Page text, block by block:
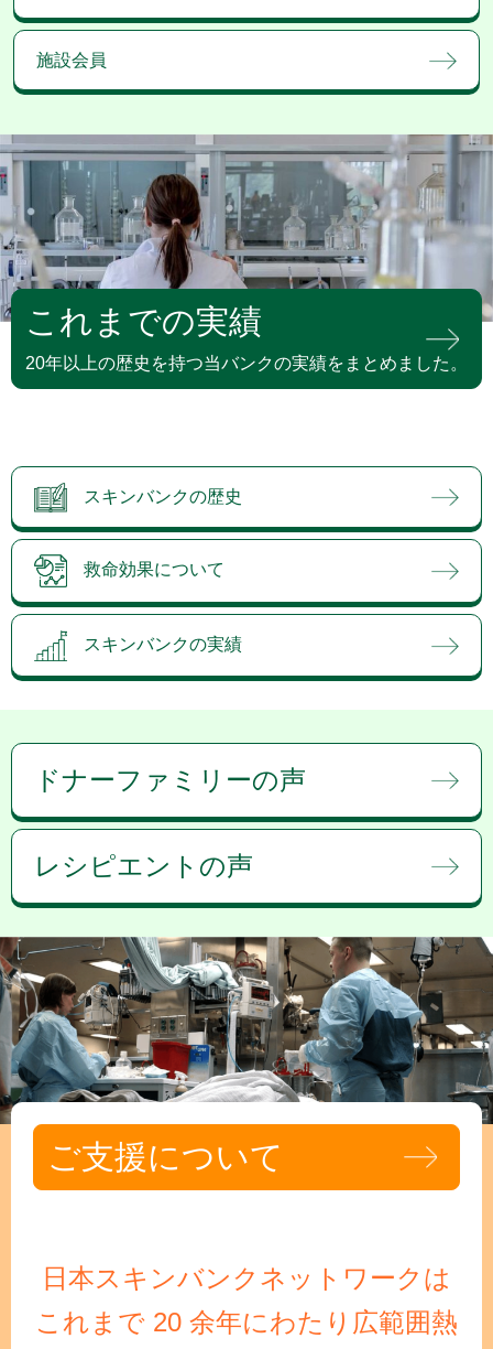
施設会員
これまでの実績
20年以上の歴史を持つ当バンクの実績をまとめました。
スキンバンクの歴史
救命効果について
スキンバンクの実績
ドナーファミリーの声
レシピエントの声
ご支援について
日本スキンバンクネットワークは
これまで 20 余年にわたり広範囲熱